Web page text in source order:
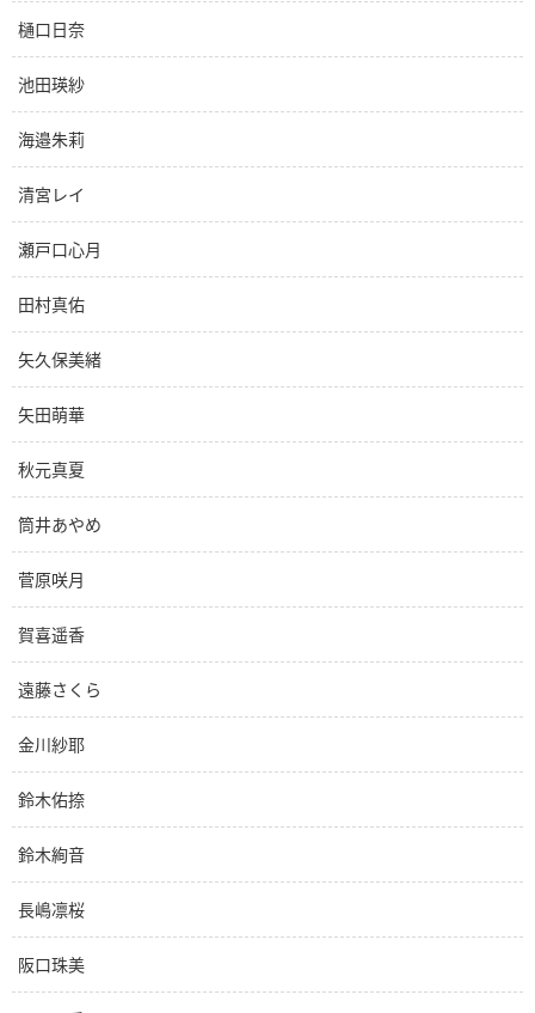
樋口日奈
池田瑛紗
海邉朱莉
清宮レイ
瀬戸口心月
田村真佑
矢久保美緒
矢田萌華
秋元真夏
筒井あやめ
菅原咲月
賀喜遥香
遠藤さくら
金川紗耶
鈴木佑捺
鈴木絢音
長嶋凛桜
阪口珠美